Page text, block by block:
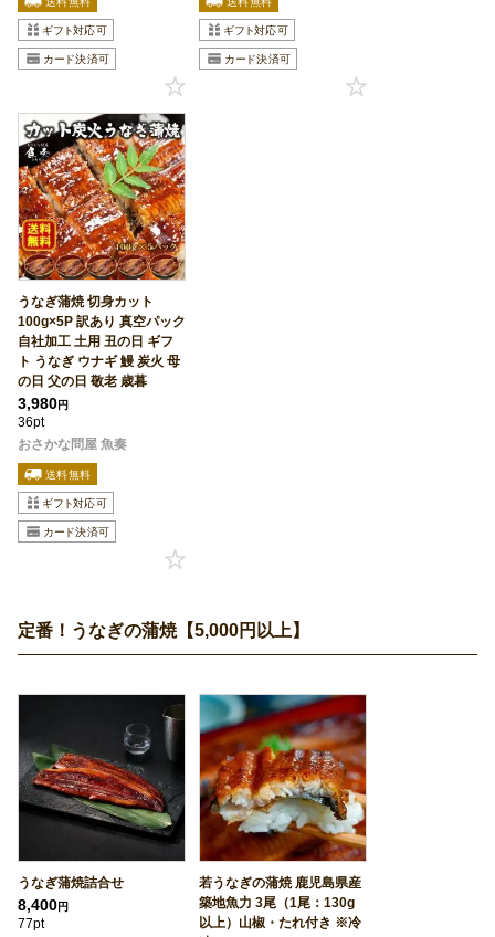
うなぎ蒲焼 切身カット
100g×5P 訳あり 真空パック
自社加工 土用 丑の日 ギフ
ト うなぎ ウナギ 鰻 炭火 母
の日 父の日 敬老 歳暮
3,980円
36pt
おさかな問屋 魚奏
定番！うなぎの蒲焼【5,000円以上】
うなぎ蒲焼詰合せ
8,400円
77pt
若うなぎの蒲焼 鹿児島県産
築地魚力 3尾（1尾：130g
以上）山椒・たれ付き ※冷